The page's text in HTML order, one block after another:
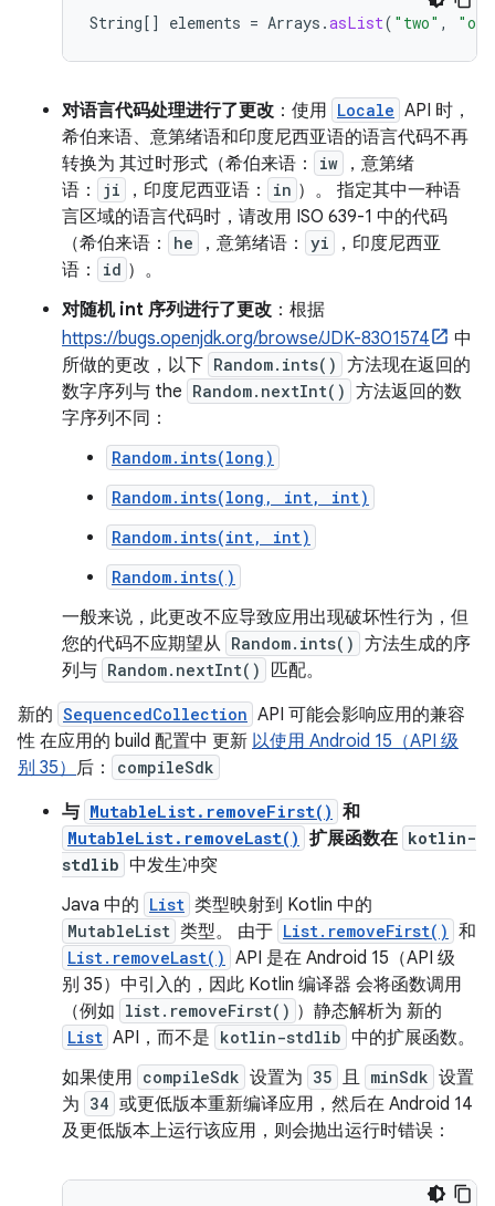
String[] elements = Arrays .asList( "two" ,
对语言代码处理进行了更改 ：使用 Locale API 时，
希伯来语、意第绪语和印度尼西亚语的语言代码不再
转换为 其过时形式（希伯来语：
iw
，意第绪
语：
ji ，印度尼西亚语： in ）。 指定其中一种语
言区域的语言代码时，请改用 ISO 639-1 中的代码
（希伯来语：
he ，意第绪语： yi
，印度尼西亚
语：
id ）。
对随机 int 序列进行了更改 ：根据
https://bugs.openjdk.org/browse/JDK-8301574
中
所做的更改，以下 Random.ints() 方法现在返回的
数字序列与 the Random.nextInt() 方法返回的数
字序列不同：
Random.ints(long)
Random.ints(long, int, int)
Random.ints(int, int)
Random.ints()
一般来说，此更改不应导致应用出现破坏性行为，但
您的代码不应期望从 Random.ints() 方法生成的序
列与 Random.nextInt()
匹配。
新的 SequencedCollection API 可能会影响应用的兼容
性 在应用的 build 配置中 更新 以使用 Android 15（API 级
别 35） 后： compileSdk
与 MutableList.removeFirst() 和
MutableList.removeLast() 扩展函数在 kotlin-
stdlib 中发生冲突
Java 中的 List 类型映射到 Kotlin 中的
MutableList 类型。 由于 List.removeFirst() 和
List.removeLast() API 是在 Android 15（API 级
别 35）中引入的，因此 Kotlin 编译器 会将函数调用
（例如 list.removeFirst() ）静态解析为 新的
List API，而不是 kotlin-stdlib 中的扩展函数。
如果使用 compileSdk 设置为 35 且 minSdk 设置
为 34 或更低版本重新编译应用，然后在 Android 14
及更低版本上运行该应用，则会抛出运行时错误：